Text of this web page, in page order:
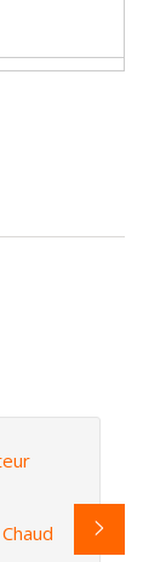
Chaud